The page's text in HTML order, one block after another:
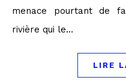
menace pourtant de
rivière qui le…
LIRE